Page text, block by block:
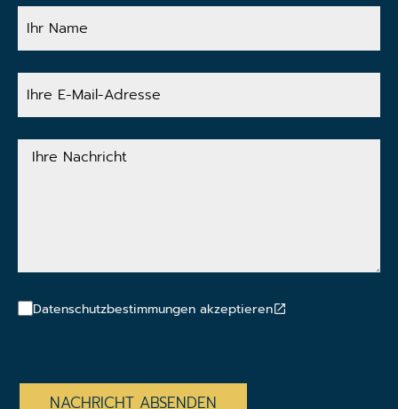
Ihr
Name
Ihre
E-
Adresse
Ihre
Nachricht
Datenschutzbestimmungen akzeptieren